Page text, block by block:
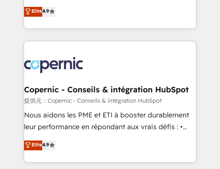
growth • Create content and videos that attract
buyers • Use AI to scale smarter Our coaching-led
lasts. So if you're ready to become the most trusted
voice in your market, let’s talk.
businesses. We go beyond implementation, shaping
the strategy, processes, and teams that turn
HubSpot into a genuine growth engine. Named
HubSpot's Global Partner of the Year in 2024,
worldwide, and with over 15 years in the ecosystem,
Huble has built a track record that speaks for itself.
One company, one operating model, delivering
across offices and consulting teams in the UK, USA,
Canada, Germany, France, Belgium, Singapore, and
South Africa. Certified compliant with ISO/IEC
international offices and 175+ employees.
Elite4.9
Copernic - Conseils & intégration HubSpot
提供元：Copernic - Conseils & intégration HubSpot
Nous aidons les PME et ETI à booster durablement
leur performance en répondant aux vrais défis : •
Intégration de HubSpot avec d’autres outils (ERP,
téléphonie, etc.) • Alignement des équipes grâce à un
outil et des données partagées • Amélioration de la
Elite4.9